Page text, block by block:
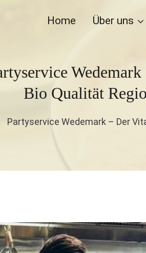
Home Über uns
Bio Qualität
Partyservice Wedemark – Der